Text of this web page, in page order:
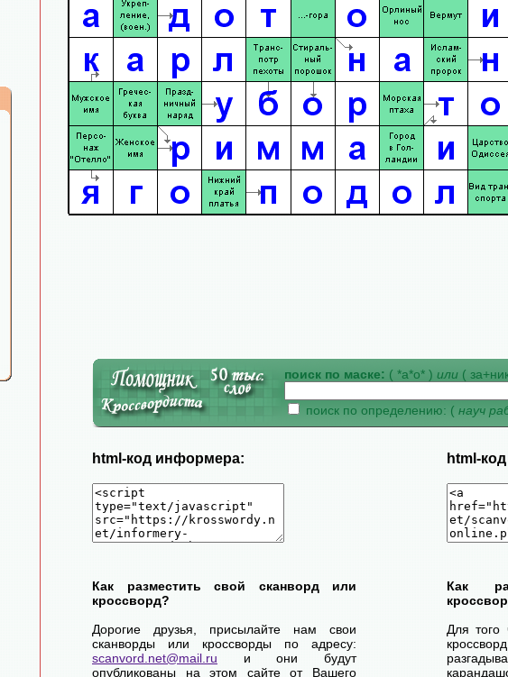
поиск по маске: ( *а*о* ) или (
поиск по определению: ( науч
html-код информера: html-
Как разместить свой сканворд или
кроссворд?
Дорогие друзья, присылайте нам свои
сканворды или кроссворды по адресу:
scanvord.net@mail.ru и они будут
опубликованы на этом сайте от Вашего
Как
Для того